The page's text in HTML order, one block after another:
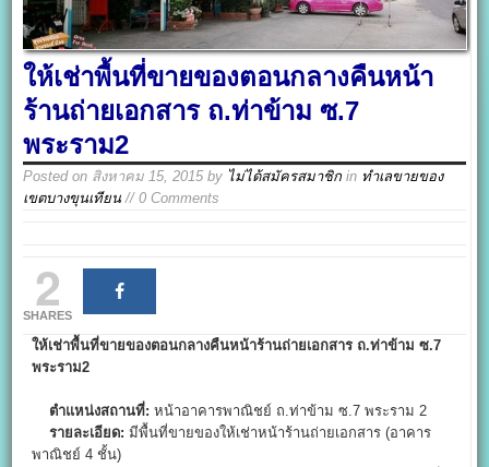
ให้เช่าพื้นที่ขายของตอนกลางคืนหน้า
ร้านถ่ายเอกสาร ถ.ท่าข้าม ซ.7
พระราม2
Posted on สิงหาคม 15, 2015 by ไม่ได้สมัครสมาชิก in ทำเลขายของ
เขตบางขุนเทียน // 0 Comments
2
SHARES
ให้เช่าพื้นที่ขายของตอนกลางคืนหน้าร้านถ่ายเอกสาร ถ.ท่าข้าม ซ.7
พระราม2
ตำแหน่งสถานที่: หน้าอาคารพาณิชย์ ถ.ท่าข้าม ซ.7 พระราม 2
รายละเอียด: มีพื้นที่ขายของให้เช่าหน้าร้านถ่ายเอกสาร (อาคาร
พาณิชย์ 4 ชั้น)